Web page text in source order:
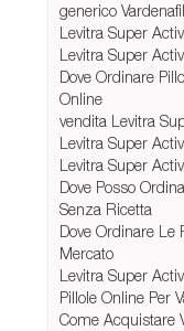
generico
Levitra Super
Levitra Super
Dove Ordinare
Online
vendita Levitra
Levitra Super
Levitra Super
Dove Posso
Senza Ricetta
Dove Ordinare Le
Mercato
Levitra Super
Pillole Online Per
Come Acquistare